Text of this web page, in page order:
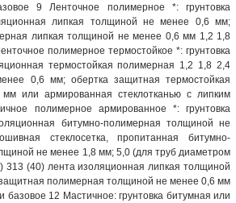
9 Ленточное полимерное *: грунтовка
липкая толщиной не менее 0,6 мм;
липкая толщиной не менее 0,6 мм 1,2 1,8
полимерное термостойкое *: грунтовка
термостойкая полимерная 1,2 1,8 2,4
0,6 мм; обертка защитная термостойкая
или армированная стеклотканью с липким
полимерное армированное *: грунтовка
битумно-полимерная толщиной не
стеклосетка, пропитанная битумно-
не менее 1,8 мм; 5,0 (для труб диаметром
313 (40) лента изоляционная липкая толщиной
полимерная толщиной не менее 0,6 мм
базовое 12 Мастичное: грунтовка битумная или